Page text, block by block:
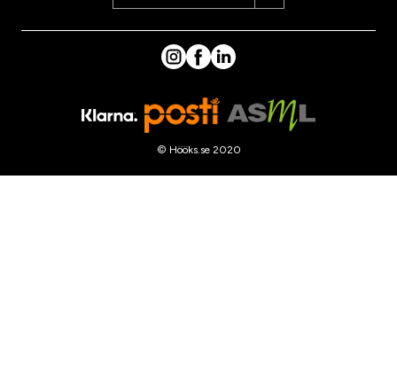
© Hööks.se 2020